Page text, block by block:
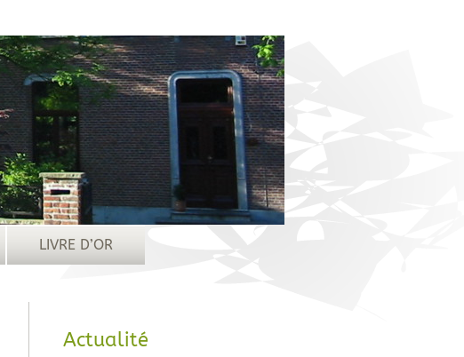
LIVRE D’OR
Actualité